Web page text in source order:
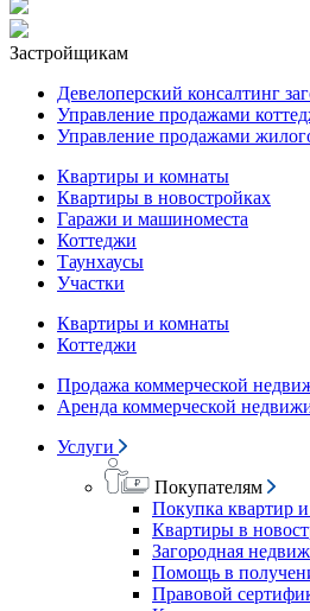
Застройщикам
Девелоперский консалтинг
Управление продажами
Управление продажами
Квартиры и комнаты
Квартиры в новостройках
Гаражи и машиноместа
Коттеджи
Таунхаусы
Участки
Квартиры и комнаты
Коттеджи
Продажа коммерческой
Аренда коммерческой
Услуги
Покупателям
Покупка квартир
Квартиры в
Загородная
Помощь в
Правовой